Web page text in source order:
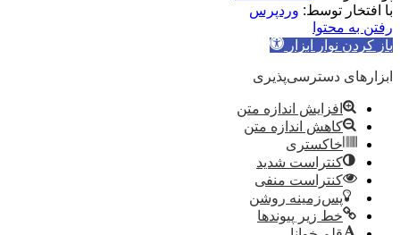
با افتخار توسط: وردپرس
رفتن به محتوا
باز کردن نوار ابزار
ابزارهای دسترسی‌پذیری
افزایش اندازه متن
کاهش اندازه متن
خاکستری
کنتراست شدید
کنتراست منفی
پس‌زمینه روشن
خط زیر پیوندها